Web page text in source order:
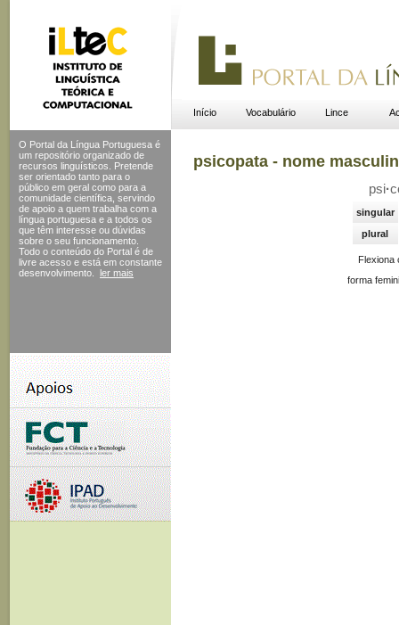
Início Vocabulário Lince
O Portal da Língua Portuguesa é
um repositório organizado de
recursos linguísticos. Pretende
ser orientado tanto para o
público em geral como para a
comunidade científica, servindo
de apoio a quem trabalha com a
língua portuguesa e a todos os
que têm interesse ou dúvidas
sobre o seu funcionamento.
Todo o conteúdo do Portal é de
livre acesso e está em constante
desenvolvimento.
ler mais
psicopata - nome
psi·
singular
plural
Flexiona
forma